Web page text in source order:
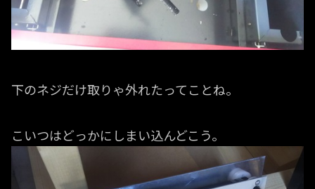
下のネジだけ取りゃ外れたってことね。
こいつはどっかにしまい込んどこう。